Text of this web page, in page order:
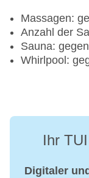
Massagen:
Anzahl der
Sauna:
Whirlpool:
Ihr
Digitaler